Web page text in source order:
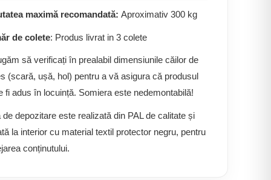
maximă recomandată:Aproximativ 300 kg
de colete: Produs livrat in 3 colete
să verificați în prealabil dimensiunile căilor de
(scară, ușă, hol) pentru a vă asigura că produsul
fi adus în locuință. Somiera este nedemontabilă!
de depozitare este realizată din PAL de calitate și
la interior cu material textil protector negru, pentru
conținutului.